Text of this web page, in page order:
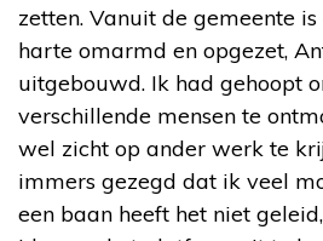
zetten. Vanuit de gemeente
harte omarmd en opgezet,
uitgebouwd. Ik had gehoopt
verschillende mensen te
wel zicht op ander werk te
immers gezegd dat ik veel
een baan heeft het niet